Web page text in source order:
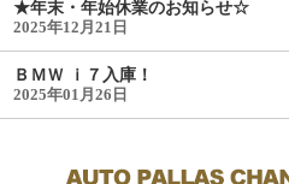
★年末・年始休業のお知らせ☆
2025年12月21日
ＢＭＷ ｉ７入庫！
2025年01月26日